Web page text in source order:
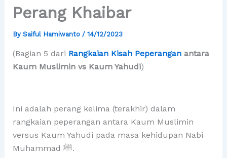
Perang Khaibar
By Saiful Hamiwanto / 14/12/2023
(Bagian 5 dari Rangkaian Kisah Peperangan antara
Kaum Muslimin vs Kaum Yahudi)
Ini adalah perang kelima (terakhir) dalam
rangkaian peperangan antara Kaum Muslimin
versus Kaum Yahudi pada masa kehidupan Nabi
Muhammad ﷺ.